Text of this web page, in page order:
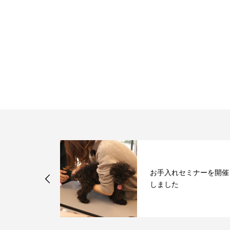
お手入れセミナーを開催
しました